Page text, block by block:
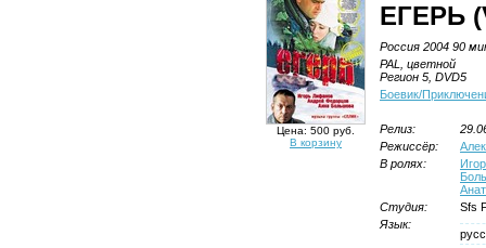
Цена: 500 руб.
В корзину
ЕГЕРЬ
Россия 2004 90
PAL, цветной
Регион 5, DVD5
Боевик/
Релиз:
Режиссёр:
В ролях:
Студия:
Sfs
Язык: